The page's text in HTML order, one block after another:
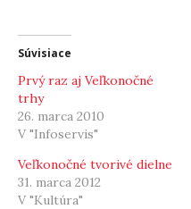
Súvisiace
Prvý raz aj Veľkonočné
trhy
26. marca 2010
V "Infoservis"
Veľkonočné tvorivé dielne
31. marca 2012
V "Kultúra"